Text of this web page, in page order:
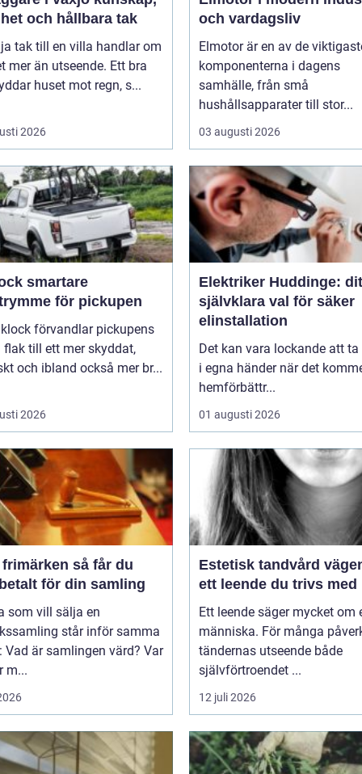
och hållbara tak
tak till en villa handlar om
mer än utseende. Ett bra
huset mot regn, s...
2026
och vardagsliv
Elmotor är en av de
komponenterna i dagens
samhälle, från små
hushållsapparater till stor...
03 augusti 2026
för pickupen
förvandlar pickupens
flak till ett mer skyddat,
och ibland också mer br...
2026
Elektriker Huddinge:
självklara val för säker
elinstallation
Det kan vara lockande att ta
i egna händer när det
hemförbättr...
01 augusti 2026
så får du
för din samling
som vill sälja en
står inför samma
Vad är samlingen värd? Var
m...
Estetisk tandvård vägen till
ett leende du trivs med
Ett leende säger mycket om
människa. För många
tändernas utseende både
självförtroendet ...
12 juli 2026